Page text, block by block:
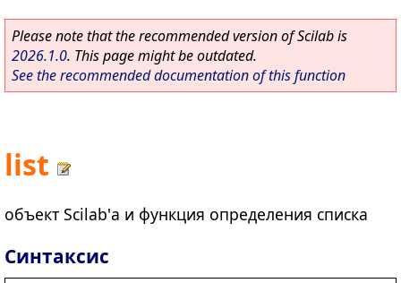
Please note that the recommended version of Scilab is
2026.1.0. This page might be outdated.
See the recommended documentation of this function
list
объект Scilab'а и функция определения списка
Синтаксис